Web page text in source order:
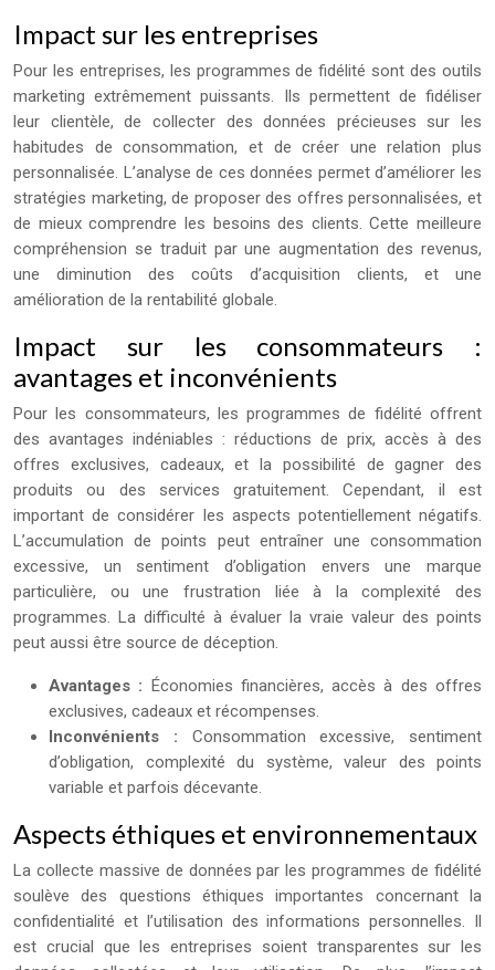
Impact sur les entreprises
Pour les entreprises, les programmes de fidélité sont des outils
marketing extrêmement puissants. Ils permettent de fidéliser
leur clientèle, de collecter des données précieuses sur les
habitudes de consommation, et de créer une relation plus
personnalisée. L’analyse de ces données permet d’améliorer les
stratégies marketing, de proposer des offres personnalisées, et
de mieux comprendre les besoins des clients. Cette meilleure
compréhension se traduit par une augmentation des revenus,
une diminution des coûts d’acquisition clients, et une
amélioration de la rentabilité globale.
Impact sur les consommateurs :
avantages et inconvénients
Pour les consommateurs, les programmes de fidélité offrent
des avantages indéniables : réductions de prix, accès à des
offres exclusives, cadeaux, et la possibilité de gagner des
produits ou des services gratuitement. Cependant, il est
important de considérer les aspects potentiellement négatifs.
L’accumulation de points peut entraîner une consommation
excessive, un sentiment d’obligation envers une marque
particulière, ou une frustration liée à la complexité des
programmes. La difficulté à évaluer la vraie valeur des points
peut aussi être source de déception.
Avantages : Économies financières, accès à des offres
exclusives, cadeaux et récompenses.
Inconvénients : Consommation excessive, sentiment
d’obligation, complexité du système, valeur des points
variable et parfois décevante.
Aspects éthiques et environnementaux
La collecte massive de données par les programmes de fidélité
soulève des questions éthiques importantes concernant la
confidentialité et l’utilisation des informations personnelles. Il
est crucial que les entreprises soient transparentes sur les